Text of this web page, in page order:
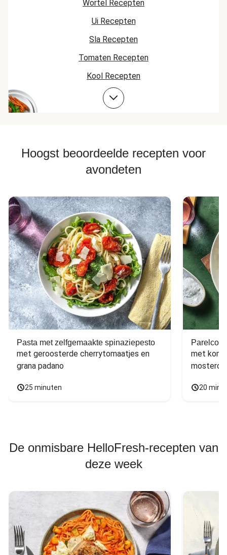
Wortel Recepten
Ui Recepten
Sla Recepten
Tomaten Recepten
Kool Recepten
Aardappel Recepten
Hoogst beoordeelde recepten voor
avondeten
Pasta met zelfgemaakte spinaziepesto
met geroosterde cherrytomaatjes en
grana padano
25 minuten
met
20
De onmisbare HelloFresh-recepten van
deze week